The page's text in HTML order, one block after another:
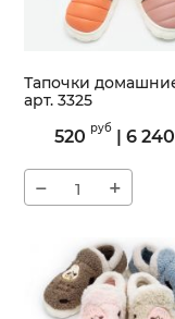
Тапочки
арт. 3325
3325
520 руб | 6 240
− +